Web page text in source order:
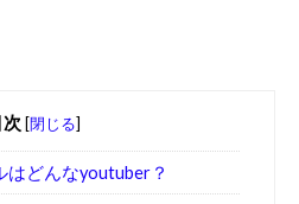
次 [閉じる]
はどんなyoutuber？